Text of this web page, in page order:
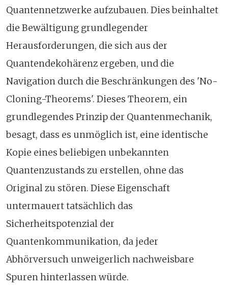
Quantennetzwerke aufzubauen. Dies beinhaltet
die Bewältigung grundlegender
Herausforderungen, die sich aus der
Quantendekohärenz ergeben, und die
Navigation durch die Beschränkungen des 'No-
Cloning-Theorems'. Dieses Theorem, ein
grundlegendes Prinzip der Quantenmechanik,
besagt, dass es unmöglich ist, eine identische
Kopie eines beliebigen unbekannten
Quantenzustands zu erstellen, ohne das
Original zu stören. Diese Eigenschaft
untermauert tatsächlich das
Sicherheitspotenzial der
Quantenkommunikation, da jeder
Abhörversuch unweigerlich nachweisbare
Spuren hinterlassen würde.